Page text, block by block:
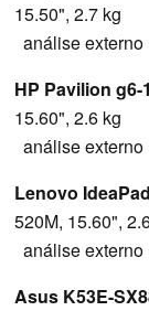
15.50", 2.7 kg
análise externo
HP Pavilion g6-
15.60", 2.6 kg
análise externo
Lenovo
520M, 15.60",
análise externo
Asus K53E-